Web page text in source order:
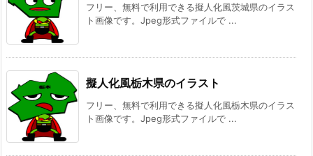
フリー、無料で利用できる擬人化風茨城県のイラス
ト画像です。Jpeg形式ファイルで ...
擬人化風栃木県のイラスト
フリー、無料で利用できる擬人化風栃木県のイラス
ト画像です。Jpeg形式ファイルで ...